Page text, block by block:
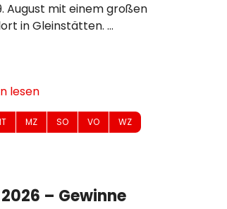
August mit einem großen
in Gleinstätten.
Idee begann, hat sich
in Gleinstätten
und
Purkart selbstständig
lesen
MZ SO VO WZ
– Gewinne